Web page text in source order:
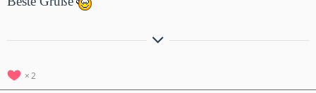
Hier noch der Weg zu unserer ClanvorstellungClanvorstellung
Besucht uns unter GermanGalaxy #2RGY2YGU
GermanGalaxy 2 #2JRCULPG
2